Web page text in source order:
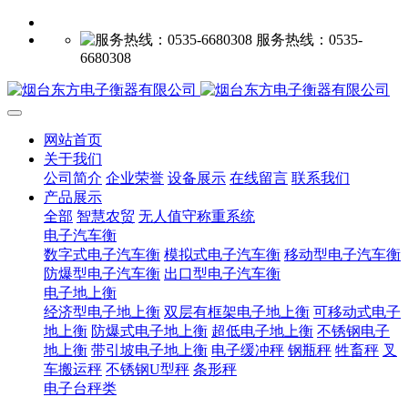
服务热线：0535-
6680308
网站首页
关于我们
公司简介 企业荣誉 设备展示 在线留言 联系我们
产品展示
全部 智慧农贸 无人值守称重系统
电子汽车衡
数字式电子汽车衡 模拟式电子汽车衡 移动型电子汽车衡
防爆型电子汽车衡 出口型电子汽车衡
电子地上衡
经济型电子地上衡 双层有框架电子地上衡 可移动式电子
地上衡 防爆式电子地上衡 超低电子地上衡 不锈钢电子
地上衡 带引坡电子地上衡 电子缓冲秤 钢瓶秤 牲畜秤 叉
车搬运秤 不锈钢U型秤 条形秤
电子台秤类